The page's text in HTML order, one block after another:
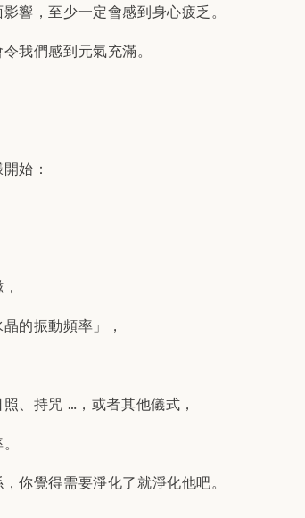
響，至少一定會感到身心疲乏。
我們感到元氣充滿。
始：
的振動頻率」，
、持咒 …，或者其他儀式，
你覺得需要淨化了就淨化他吧。